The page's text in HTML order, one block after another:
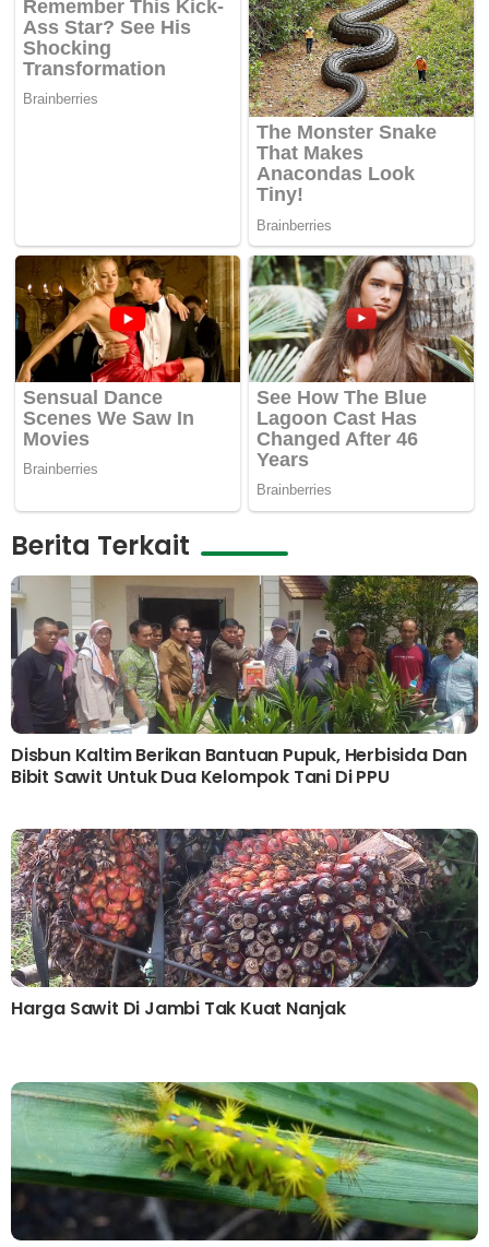
Berita Terkait
Disbun Kaltim Berikan Bantuan Pupuk, Herbisida Dan
Bibit Sawit Untuk Dua Kelompok Tani Di PPU
Harga Sawit Di Jambi Tak Kuat Nanjak